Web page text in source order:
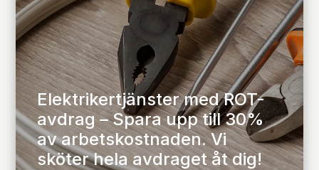
Elektrikertjänster med ROT-
avdrag – Spara upp till 30%
av arbetskostnaden. Vi
sköter hela avdraget åt dig!